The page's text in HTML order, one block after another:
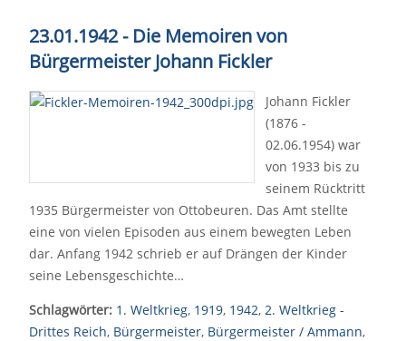
23.01.1942 - Die Memoiren von
Bürgermeister Johann Fickler
Johann Fickler
(1876 -
02.06.1954) war
von 1933 bis zu
seinem Rücktritt
1935 Bürgermeister von Ottobeuren. Das Amt stellte
eine von vielen Episoden aus einem bewegten Leben
dar. Anfang 1942 schrieb er auf Drängen der Kinder
seine Lebensgeschichte…
Schlagwörter: 1. Weltkrieg, 1919, 1942, 2. Weltkrieg -
Drittes Reich, Bürgermeister, Bürgermeister / Ammann,